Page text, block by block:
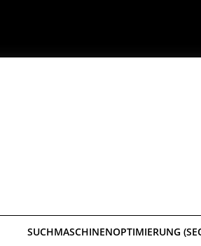
SUCHMASCHINENOPTIMIERUNG